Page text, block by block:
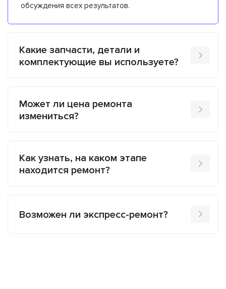
обсуждения всех результатов.
Какие запчасти, детали и
комплектующие вы используете?
Может ли цена ремонта
измениться?
Как узнать, на каком этапе
находится ремонт?
Возможен ли экспресс-ремонт?